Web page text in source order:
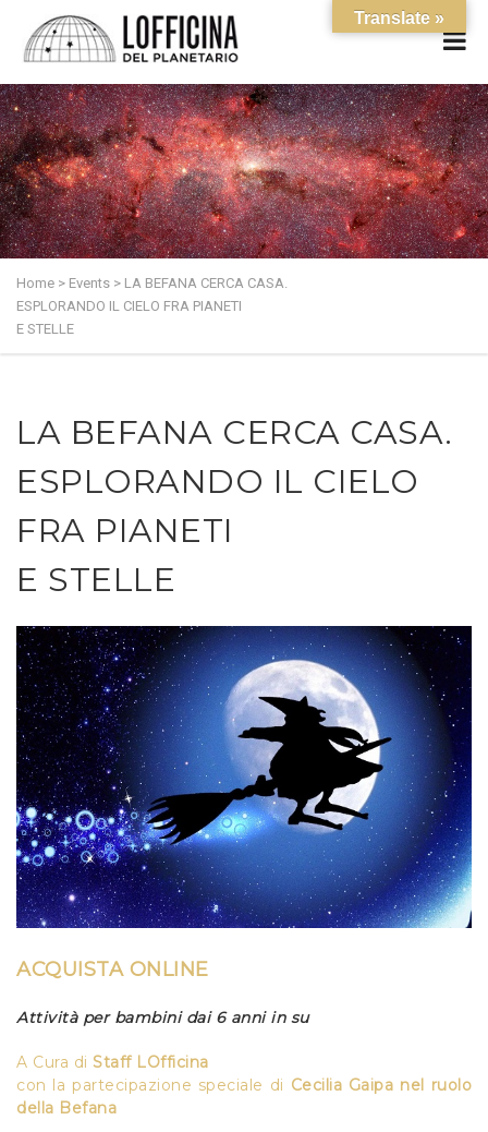
Home > Events > LA BEFANA CERCA CASA.
ESPLORANDO IL CIELO FRA PIANETI
E STELLE
LA BEFANA CERCA CASA.
ESPLORANDO IL CIELO
FRA PIANETI
E STELLE
ACQUISTA ONLINE
Attività per bambini dai 6 anni in su
A Cura di Staff LOfficina
con la partecipazione speciale di Cecilia Gaipa nel ruolo
della Befana
Translate »